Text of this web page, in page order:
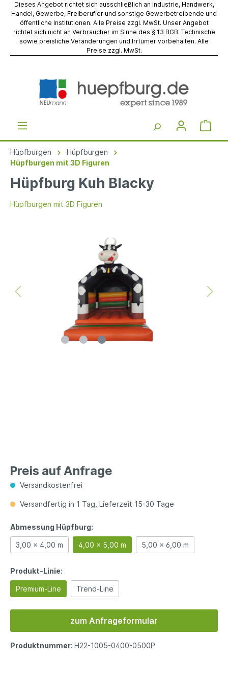
Dieses Angebot richtet sich ausschließlich an Industrie, Handwerk,
Handel, Gewerbe, Freiberufler und sonstige Gewerbetreibende und
öffentliche Institutionen. Alle Preise zzgl. MwSt. Unser Angebot
richtet sich nicht an Verbraucher im Sinne des § 13 BGB. Technische
sowie preisliche Veränderungen und Irrtümer vorbehalten. Alle
Preise zzgl. MwSt.
Hüpfburgen
Hüpfburgen
Hüpfburgen mit 3D Figuren
Hüpfburg Kuh Blacky
Hüpfburgen mit 3D Figuren
Preis auf Anfrage
Versandkostenfrei
Versandfertig in 1 Tag, Lieferzeit 15-30 Tage
Abmessung Hüpfburg:
3,00 x 4,00 m 4,00 x 5,00 m 5,00 x 6,00 m
Produkt-Linie:
Premium-Line Trend-Line
zum Anfrageformular
Produktnummer: H22-1005-0400-0500P